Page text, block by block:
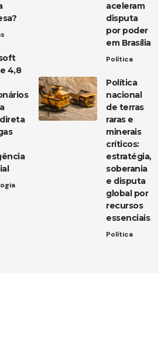
4,8
aceleram
disputa
por poder
em Brasília
Política
Política
nacional
de terras
raras e
minerais
críticos:
estratégia,
soberania
e disputa
global por
recursos
essenciais
Política